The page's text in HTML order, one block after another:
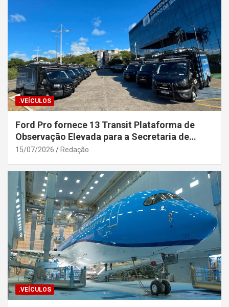
.VEÍCULOS
Ford Pro fornece 13 Transit Plataforma de
Observação Elevada para a Secretaria de
Segurança Pública da Bahia
15/07/2026 Redação
.VEÍCULOS